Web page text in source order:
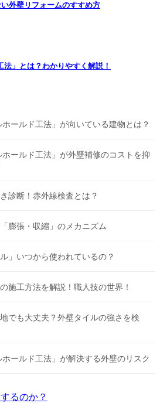
外壁リフォームのすすめ方
」とは？わかりやすく解説！
ホールド工法」が向いている建物とは？
ホールド工法」が外壁補修のコストを抑
診断！赤外線検査とは？
膨張・収縮」のメカニズム
ル」いつから使われているの？
施工方法を解説！職人技の世界！
でも大丈夫？外壁タイルの強さを検
ホールド工法」が解決する外壁のリスク
るのか？